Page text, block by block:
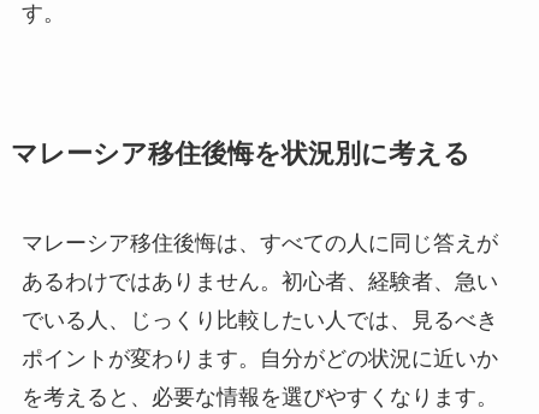
す。
マレーシア移住後悔を状況別に考える
マレーシア移住後悔は、すべての人に同じ答えが
あるわけではありません。初心者、経験者、急い
でいる人、じっくり比較したい人では、見るべき
ポイントが変わります。自分がどの状況に近いか
を考えると、必要な情報を選びやすくなります。